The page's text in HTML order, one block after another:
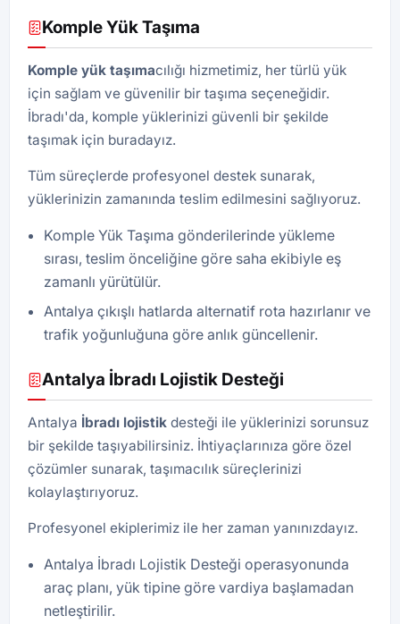
Komple Yük Taşıma
Komple yük taşımacılığı hizmetimiz, her türlü yük
için sağlam ve güvenilir bir taşıma seçeneğidir.
İbradı'da, komple yüklerinizi güvenli bir şekilde
taşımak için buradayız.
Tüm süreçlerde profesyonel destek sunarak,
yüklerinizin zamanında teslim edilmesini sağlıyoruz.
Komple Yük Taşıma gönderilerinde yükleme
sırası, teslim önceliğine göre saha ekibiyle eş
zamanlı yürütülür.
Antalya çıkışlı hatlarda alternatif rota hazırlanır ve
trafik yoğunluğuna göre anlık güncellenir.
Antalya İbradı Lojistik Desteği
Antalya İbradı lojistik desteği ile yüklerinizi sorunsuz
bir şekilde taşıyabilirsiniz. İhtiyaçlarınıza göre özel
çözümler sunarak, taşımacılık süreçlerinizi
kolaylaştırıyoruz.
Profesyonel ekiplerimiz ile her zaman yanınızdayız.
Antalya İbradı Lojistik Desteği operasyonunda
araç planı, yük tipine göre vardiya başlamadan
netleştirilir.